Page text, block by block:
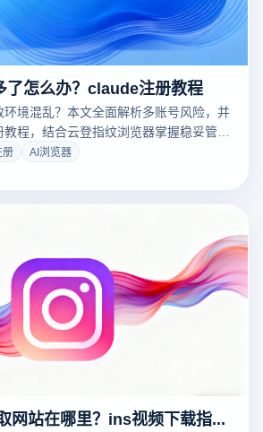
怎么办？claude注册教程
境混乱？本文全面解析多账号风险，并
程，结合云登指纹浏览器掌握稳妥管理
突破方法！
AI浏览器
ins视频下载提取网站在哪里？ins视频下载指令是什么？